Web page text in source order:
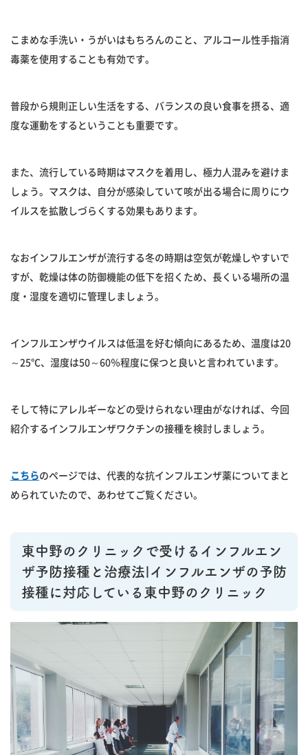
こまめな手洗い・うがいはもちろんのこと、アルコール性手指消
毒薬を使用することも有効です。
普段から規則正しい生活をする、バランスの良い食事を摂る、適
度な運動をするということも重要です。
また、流行している時期はマスクを着用し、極力人混みを避けま
しょう。マスクは、自分が感染していて咳が出る場合に周りにウ
イルスを拡散しづらくする効果もあります。
なおインフルエンザが流行する冬の時期は空気が乾燥しやすいで
すが、乾燥は体の防御機能の低下を招くため、長くいる場所の温
度・湿度を適切に管理しましょう。
インフルエンザウイルスは低温を好む傾向にあるため、温度は20
～25℃、湿度は50～60％程度に保つと良いと言われています。
そして特にアレルギーなどの受けられない理由がなければ、今回
紹介するインフルエンザワクチンの接種を検討しましょう。
こちらのページでは、代表的な抗インフルエンザ薬についてまと
められていたので、あわせてご覧ください。
東中野のクリニックで受けるインフルエン
ザ予防接種と治療法|インフルエンザの予防
接種に対応している東中野のクリニック